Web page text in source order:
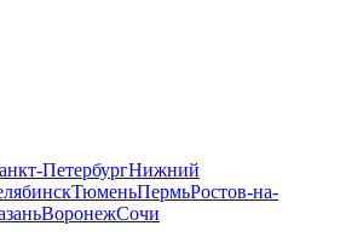
ПетербургНижний
ТюменьПермьРостов-на-
ВоронежСочи